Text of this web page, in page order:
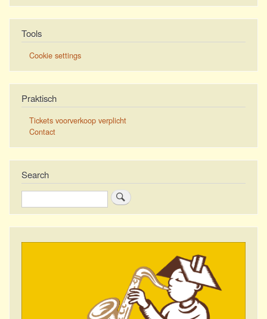
Tools
Cookie settings
Praktisch
Tickets voorverkoop verplicht
Contact
Search
Zoeken